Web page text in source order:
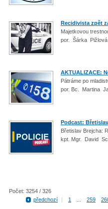
Recidivista zpět
Majetkovou
por. Šárka
AKTUALIZACE:
Pátráme po
por. Bc. Martina
Podcast:
Břetislav Brejcha:
kpt. Mgr. David
Počet: 3254 / 326
předchozí
| 1 259